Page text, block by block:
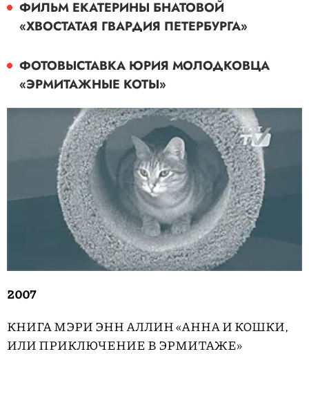
ФИЛЬМ ЕКАТЕРИНЫ БНАТОВОЙ
«ХВОСТАТАЯ ГВАРДИЯ ПЕТЕРБУРГА»
ФОТОВЫСТАВКА ЮРИЯ МОЛОДКОВЦА
«ЭРМИТАЖНЫЕ КОТЫ»
2007
КНИГА МЭРИ ЭНН АЛЛИН «АННА И КОШКИ,
ИЛИ ПРИКЛЮЧЕНИЕ В ЭРМИТАЖЕ»